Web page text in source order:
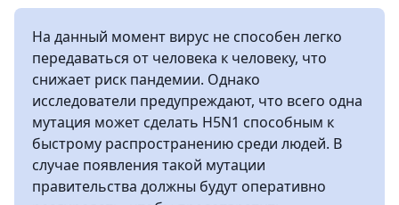
На данный момент вирус не способен легко
передаваться от человека к человеку, что
снижает риск пандемии. Однако
исследователи предупреждают, что всего одна
мутация может сделать H5N1 способным к
быстрому распространению среди людей. В
случае появления такой мутации
правительства должны будут оперативно